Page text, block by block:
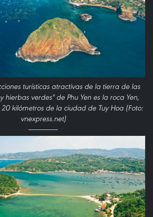
turísticas atractivas de la tierra de las
hierbas verdes" de Phu Yen es la roca Yen,
kilómetros de la ciudad de Tuy Hoa (Foto:
vnexpress.net)